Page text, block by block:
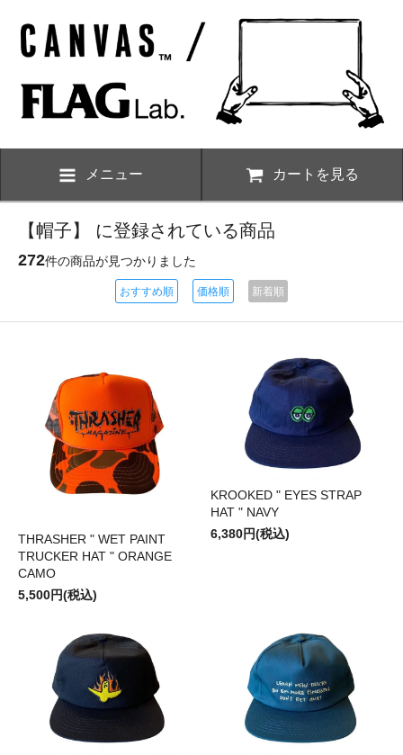
メニュー カートを見る
【帽子】 に登録されている商品
272件の商品が見つかりました
おすすめ順 価格順 新着順
THRASHER " WET PAINT
TRUCKER HAT " ORANGE
CAMO
5,500円(税込)
KROOKED " EYES STRAP
HAT " NAVY
6,380円(税込)